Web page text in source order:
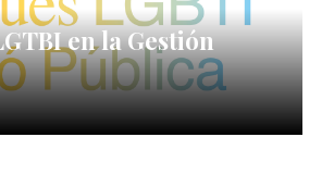
en la Gestión